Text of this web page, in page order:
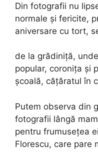
Din fotografii nu
normale și fericite,
aniversare cu tort,
de la grădiniță,
popular, coronița și
școală, cățăratul în
Putem observa din
fotografii lângă
pentru frumusețea
Florescu, care pare